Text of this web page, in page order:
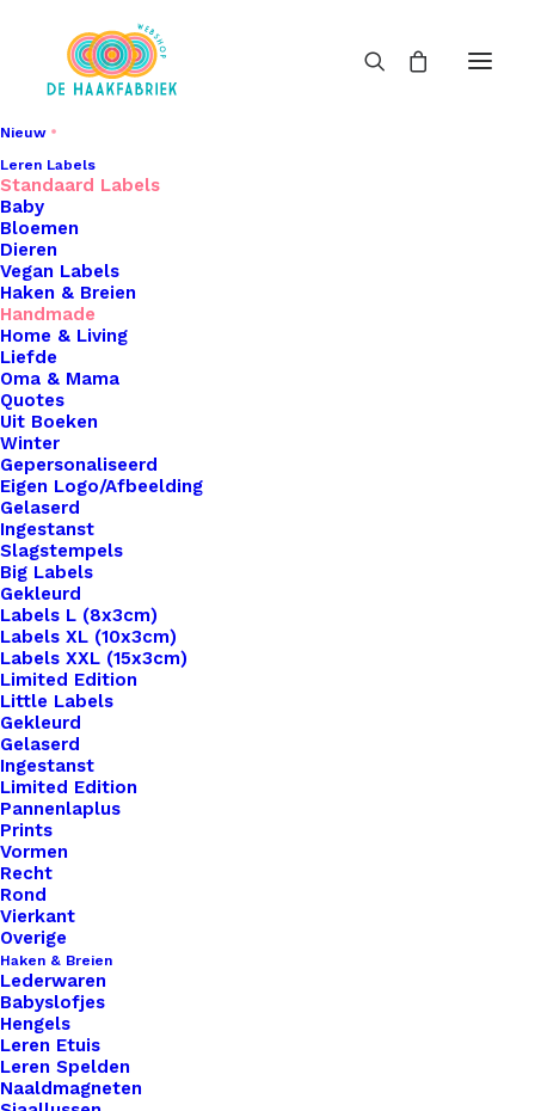
Nieuw
Leren Labels
Standaard Labels
Baby
Bloemen
Dieren
Vegan Labels
Haken & Breien
Handmade
Home & Living
Liefde
Oma & Mama
Quotes
Uit Boeken
Winter
Gepersonaliseerd
Eigen Logo/Afbeelding
Gelaserd
Ingestanst
Slagstempels
Big Labels
Gekleurd
Labels L (8x3cm)
Labels XL (10x3cm)
Labels XXL (15x3cm)
Limited Edition
Little Labels
Gekleurd
Gelaserd
Ingestanst
Limited Edition
Pannenlaplus
Prints
Vormen
Recht
Rond
Vierkant
Overige
Haken & Breien
Lederwaren
Babyslofjes
Hengels
Leren Etuis
Leren Spelden
Naaldmagneten
Home Leren Labels
Made With ♥ Cognac
Zilver
€
Wil je je handgemaakte haak- en breiwerken naar
een hoger niveau tillen? Overweeg dan onze
prachtige leren labels, de perfecte finishing touch
voor al je creaties. Met onze labels voeg je niet
alleen een professionele uitstraling toe aan je
werk, maar ook een persoonlijk tintje dat jouw
ambachtelijke meesterwerken onderscheidt van